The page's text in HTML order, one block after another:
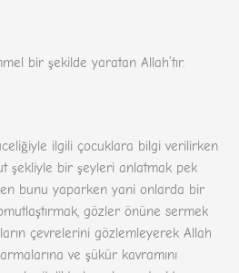
bir şekilde yaratan Allah’tır.
ilgili çocuklara bilgi verilirken
şekliyle bir şeyleri anlatmak pek
bunu yaparken yani onlarda bir
gözler önüne sermek
çevrelerini gözlemleyerek Allah
ve şükür kavramını